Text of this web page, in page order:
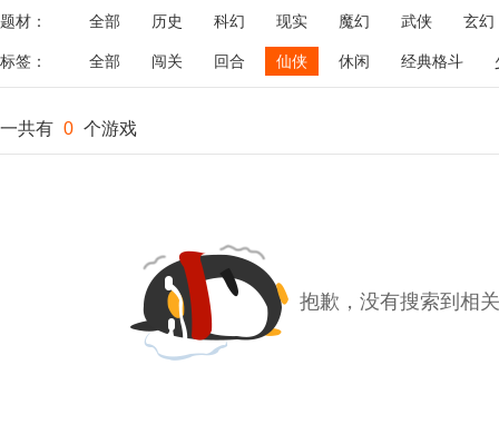
飞行
恋爱 第三人称射击 棋类 牌类 麻将
题材： 全部 历史 科幻 现实 魔幻 武侠 玄幻
标签： 全部 闯关 回合 仙侠 休闲 经典格斗
一共有 0 个游戏
抱歉，没有搜索到相